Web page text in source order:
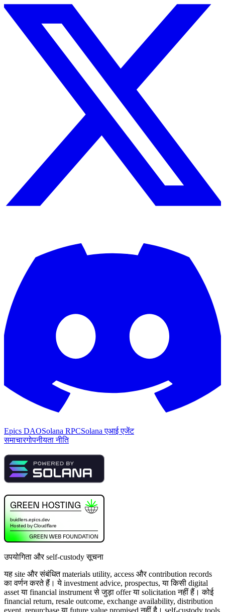
Epics DAOSolana RPCSolana एआई एजेंट
समाचारगोपनीयता नीति
उपयोगिता और self-custody सूचना
यह site और संबंधित materials utility, access और contribution records
का वर्णन करते हैं। ये investment advice, prospectus, या किसी digital
asset या financial instrument से जुड़ा offer या solicitation नहीं हैं। कोई
financial return, resale outcome, exchange availability, distribution